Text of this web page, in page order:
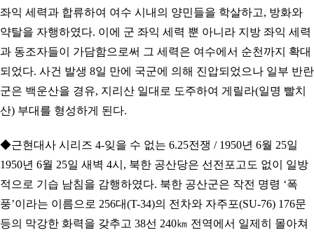
좌익 세력과 합류하여 여수 시내의 양민들을 학살하고, 방화와
약탈을 자행하였다. 이에 군 좌익 세력 뿐 아니라 지방 좌익 세력
과 동조자들이 가담함으로써 그 세력은 여수에서 순천까지 확대
되었다. 사건 발생 8일 만에 국군에 의해 진압되었으나 일부 반란
군은 백운산을 경유, 지리산 일대로 도주하여 게릴라(일명 빨치
산) 부대를 형성하게 된다.
◆근현대사 시리즈 4-잊을 수 없는 6.25전쟁 / 1950년 6월 25일
1950년 6월 25일 새벽 4시, 북한 공산당은 선전포고도 없이 일방
적으로 기습 남침을 감행하였다. 북한 공산군은 작전 명령 ‘폭
풍’이라는 이름으로 256대(T-34)의 전차와 자주포(SU-76) 176문
등의 막강한 화력을 갖추고 38선 240㎞ 전역에서 일제히 몰아쳐